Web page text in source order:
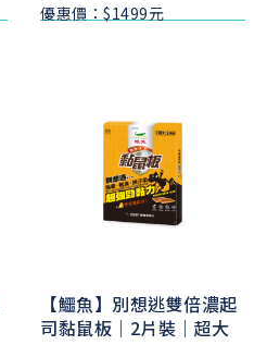
優惠價：$1499元
【鱷魚】別想逃雙倍濃起
司黏鼠板｜2片裝｜超大